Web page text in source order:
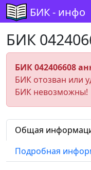
БИК - инфо
БИК
БИК 042406608
БИК отозван или
БИК невозможны!
Общая
Подробная